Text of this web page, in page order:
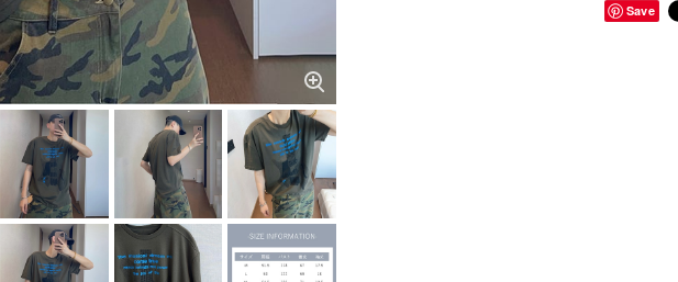
Save